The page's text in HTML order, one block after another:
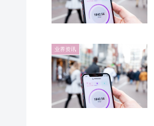
业界资讯